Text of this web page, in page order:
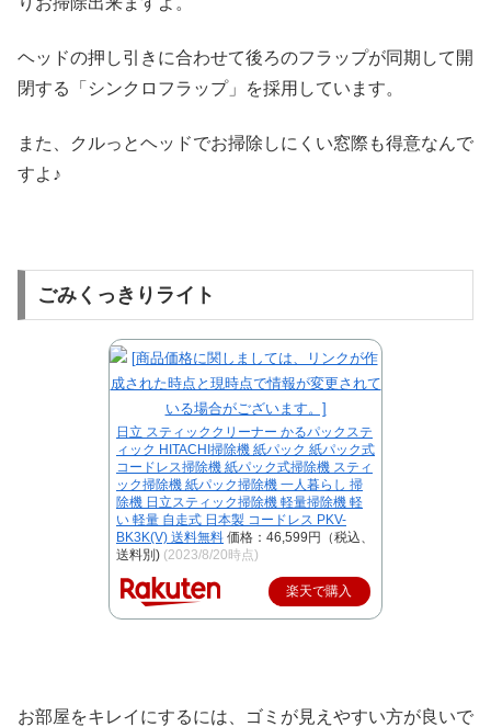
ヘッドの押し引きに合わせて後ろのフラップが同期して開
閉する「シンクロフラップ」を採用しています。
また、クルっとヘッドでお掃除しにくい窓際も得意なんで
すよ♪
ごみくっきりライト
日立 スティッククリーナー かるパックステ
ィック HITACHI掃除機 紙パック 紙パック式
コードレス掃除機 紙パック式掃除機 スティ
ック掃除機 紙パック掃除機 一人暮らし 掃
除機 日立スティック掃除機 軽量掃除機 軽
い 軽量 自走式 日本製 コードレス PKV-
BK3K(V) 送料無料 価格：46,599円（税込、
送料別) (2023/8/20時点)
楽天で購入
お部屋をキレイにするには、ゴミが見えやすい方が良いで